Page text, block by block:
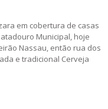
em cobertura de casas
Municipal, hoje
Nassau, então rua dos
e tradicional Cerveja